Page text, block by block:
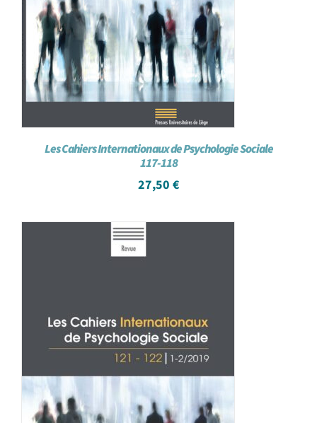
Les Cahiers Internationaux de Psychologie Sociale
117-118
27,50 €